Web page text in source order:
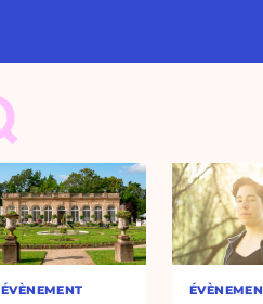
ÉVÈNEMENT